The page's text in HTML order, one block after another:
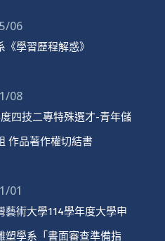
06
《學習歷程解惑》
08
四技二專特殊選才-青年儲
作品著作權切結書
01
藝術大學114學年度大學申
塑學系「書面審查準備指